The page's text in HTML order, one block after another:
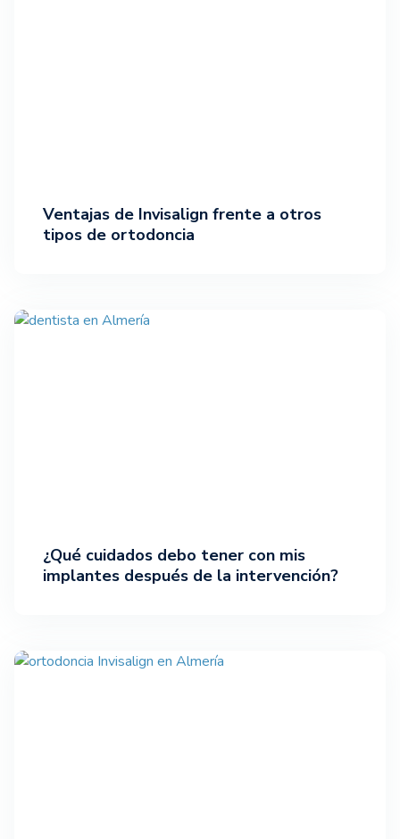
Ventajas de Invisalign frente a otros
tipos de ortodoncia
¿Qué cuidados debo tener con mis
implantes después de la intervención?